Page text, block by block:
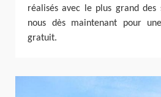
réalisés avec le plus grand des
nous dès maintenant pour
gratuit.